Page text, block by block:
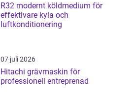
R32 modernt köldmedium för
effektivare kyla och
luftkonditionering
07 juli 2026
Hitachi grävmaskin för
professionell entreprenad